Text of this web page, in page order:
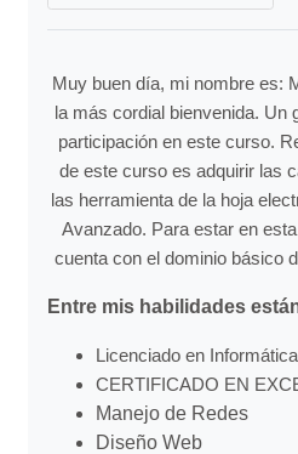
Muy buen día, mi nombre es:
la más cordial bienvenida. Un
participación en este curso.
de este curso es adquirir las
las herramienta de la hoja
Avanzado. Para estar en
cuenta con el dominio básico
Entre mis habilidades
Licenciado en
CERTIFICADO EN
Manejo de Redes
Diseño Web